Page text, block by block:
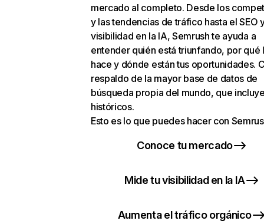
mercado al completo. Desde los
y las tendencias de tráfico hasta el SEO
visibilidad en la IA, Semrush te ayuda a
entender quién está triunfando, por qué
hace y dónde están tus oportunidades.
respaldo de la mayor base de datos de
búsqueda propia del mundo, que
históricos.
Esto es lo que puedes hacer con
Conoce tu mercado
Mide tu visibilidad en la IA
Aumenta el tráfico orgánico